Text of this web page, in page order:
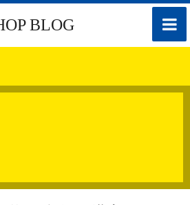
toggle
BLOG